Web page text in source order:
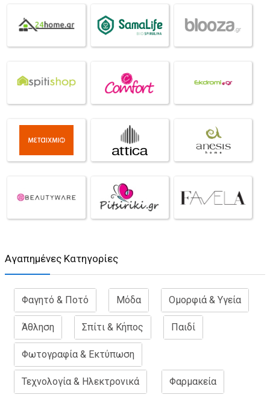
Aγαπημένες Κατηγορίες
Φαγητό & Ποτό Μόδα Ομορφιά & Υγεία
Άθληση Σπίτι & Κήπος Παιδί
Φωτογραφία & Εκτύπωση
Τεχνολογία & Ηλεκτρονικά Φαρμακεία